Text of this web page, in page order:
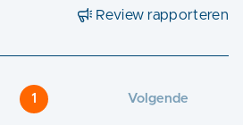
Review rapporteren
1 Volgende